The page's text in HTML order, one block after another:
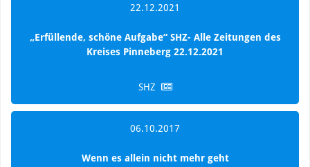
22.12.2021
„Erfüllende, schöne Aufgabe“ SHZ- Alle Zeitungen des
Kreises Pinneberg 22.12.2021
SHZ
06.10.2017
Wenn es allein nicht mehr geht